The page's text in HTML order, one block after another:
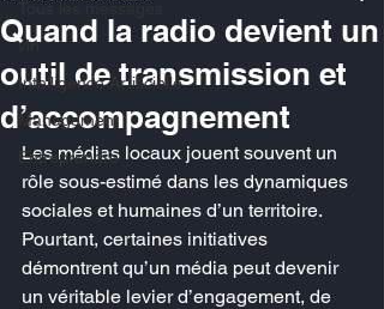
vin
Intelligence Artificielle
Management
Entreprendre
Quand la radio devient un
outil de transmission et
d’accompagnement
Les médias locaux jouent souvent un
rôle sous-estimé dans les dynamiques
sociales et humaines d’un territoire.
Pourtant, certaines initiatives
démontrent qu’un média peut devenir
un véritable levier d’engagement, de